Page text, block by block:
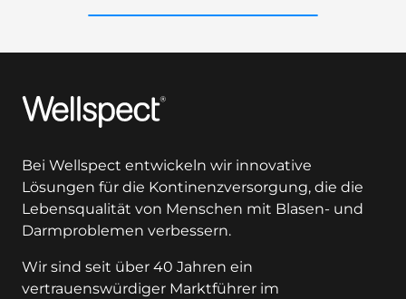
Wellspect
Bei Wellspect entwickeln wir innovative
Lösungen für die Kontinenzversorgung, die die
Lebensqualität von Menschen mit Blasen- und
Darmproblemen verbessern.
Wir sind seit über 40 Jahren ein
vertrauenswürdiger Marktführer im